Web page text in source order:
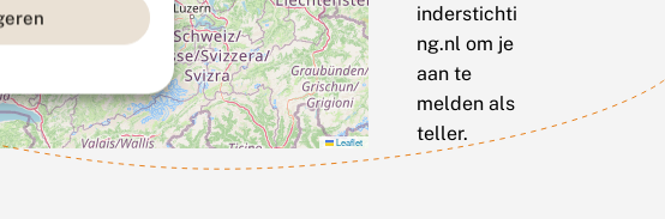
Leaflet
inderstichti
ng.nl om je
aan te
melden als
teller.